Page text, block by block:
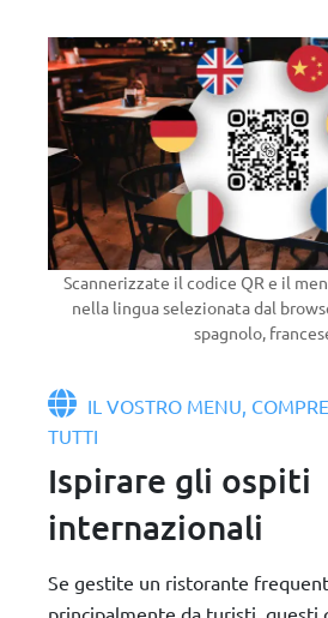
IL VOSTRO MENU,
TUTTI
Ispirare gli ospiti
internazionali
Se gestite un ristorante
principalmente da turisti, questi
Scannerizzate il codice QR e il
nella lingua selezionata dal
spagnolo,